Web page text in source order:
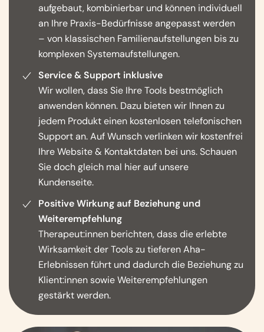
aufgebaut, kombinierbar und können individuell
an Ihre Praxis-Bedürfnisse angepasst werden
– von klassischen Familienaufstellungen bis zu
komplexen Systemaufstellungen.
Service & Support inklusive
Wir wollen, dass Sie Ihre Tools bestmöglich
anwenden können. Dazu bieten wir Ihnen zu
jedem Produkt einen kostenlosen telefonischen
Support an. Auf Wunsch verlinken wir kostenfrei
Ihre Website & Kontaktdaten bei uns.Schauen
Sie doch gleich mal hier auf unsere
Kundenseite.
Positive Wirkung auf Beziehung und
Weiterempfehlung
Therapeut:innen berichten, dass die erlebte
Wirksamkeit der Tools zu tieferen Aha-
Erlebnissen führt und dadurch die Beziehung zu
Klient:innen sowie Weiterempfehlungen
gestärkt werden.